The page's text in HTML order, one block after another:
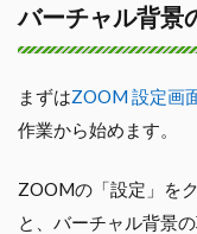
バーチャル背景
まずはZOOM 設定画
作業から始めます。
ZOOMの「設定」を
と、バーチャル背景